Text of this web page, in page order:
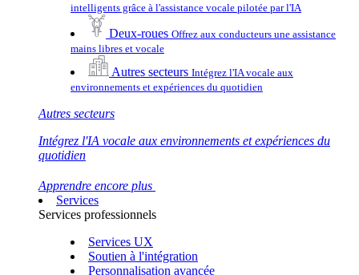
intelligents grâce à l'assistance vocale pilotée par l'IA
Deux-roues Offrez aux conducteurs une assistance
mains libres et vocale
Autres secteurs Intégrez l'IA vocale aux
environnements et expériences du quotidien
Autres secteurs
Intégrez l'IA vocale aux environnements et expériences du
quotidien
Apprendre encore plus
Services
Services professionnels
Services UX
Soutien à l'intégration
Personnalisation avancée